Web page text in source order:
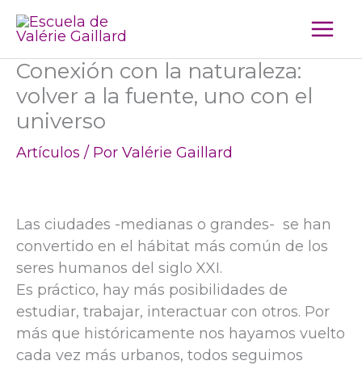
Conexión con la naturaleza:
volver a la fuente, uno con el
universo
Artículos / Por Valérie Gaillard
Las ciudades -medianas o grandes- se han
convertido en el hábitat más común de los
seres humanos del siglo XXI.
Es práctico, hay más posibilidades de
estudiar, trabajar, interactuar con otros. Por
más que históricamente nos hayamos vuelto
cada vez más urbanos, todos seguimos